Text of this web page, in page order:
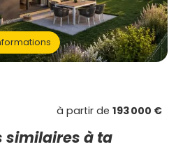
à partir de 193 000 €
similaires à ta